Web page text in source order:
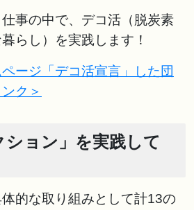
事の中で、デコ活（脱炭素
らし）を実践します！
ページ「デコ活宣言」した団
ク＞
ション」を実践して
的な取り組みとして計13の